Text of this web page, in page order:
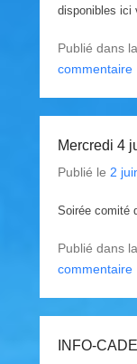
disponibles ici
Publié dans
commentaire
Mercredi 4
Publié le 2
Soirée comité
Publié dans
commentaire
INFO-